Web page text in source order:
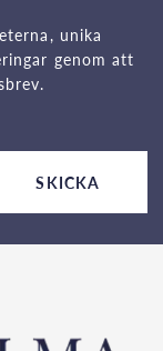
unika
genom att
SKICKA